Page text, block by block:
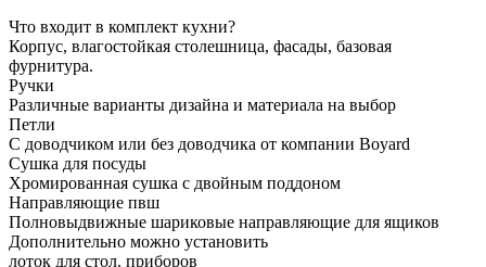
Что входит в комплект кухни?
Корпус, влагостойкая столешница, фасады, базовая
фурнитура.
Ручки
Различные варианты дизайна и материала на выбор
Петли
С доводчиком или без доводчика от компании Boyard
Сушка для посуды
Хромированная сушка с двойным поддоном
Направляющие пвш
Полновыдвижные шариковые направляющие для ящиков
Дополнительно можно установить
лоток для стол. приборов